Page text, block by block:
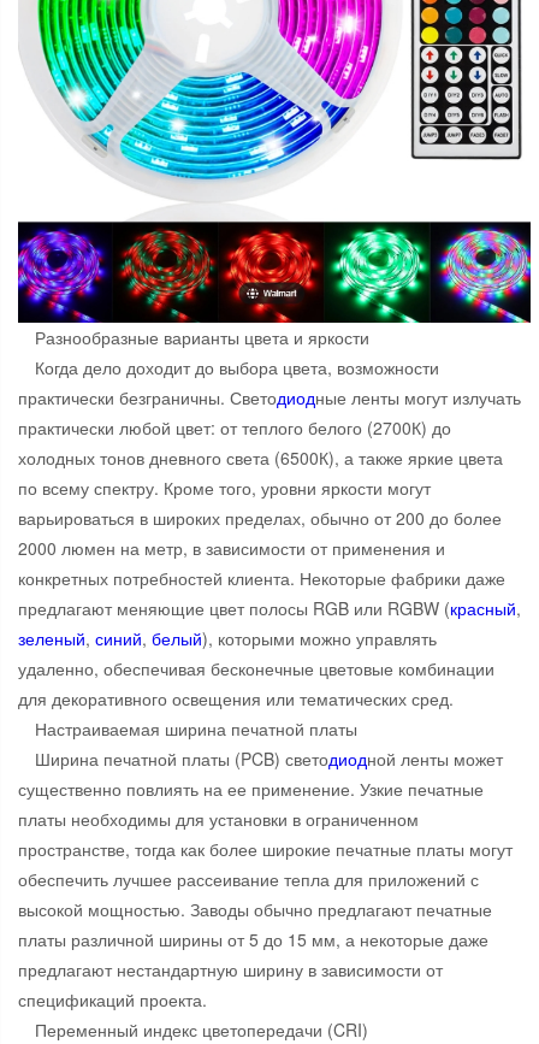
Разнообразные варианты цвета и яркости
Когда дело доходит до выбора цвета, возможности
практически безграничны. Светодиодные ленты могут излучать
практически любой цвет: от теплого белого (2700К) до
холодных тонов дневного света (6500К), а также яркие цвета
по всему спектру. Кроме того, уровни яркости могут
варьироваться в широких пределах, обычно от 200 до более
2000 люмен на метр, в зависимости от применения и
конкретных потребностей клиента. Некоторые фабрики даже
предлагают меняющие цвет полосы RGB или RGBW (красный,
зеленый, синий, белый), которыми можно управлять
удаленно, обеспечивая бесконечные цветовые комбинации
для декоративного освещения или тематических сред.
Настраиваемая ширина печатной платы
Ширина печатной платы (PCB) светодиодной ленты может
существенно повлиять на ее применение. Узкие печатные
платы необходимы для установки в ограниченном
пространстве, тогда как более широкие печатные платы могут
обеспечить лучшее рассеивание тепла для приложений с
высокой мощностью. Заводы обычно предлагают печатные
платы различной ширины от 5 до 15 мм, а некоторые даже
предлагают нестандартную ширину в зависимости от
спецификаций проекта.
Переменный индекс цветопередачи (CRI)